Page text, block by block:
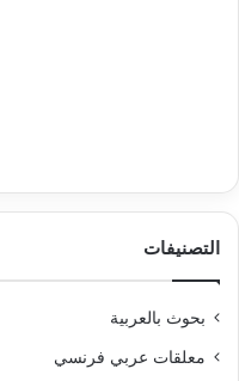
التصنيفات
بحوث بالعربية
معلقات عربي فرنسي